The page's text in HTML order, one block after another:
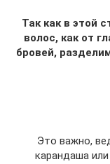
Так как в этой
волос, как от
бровей,
Это важно,
карандаша